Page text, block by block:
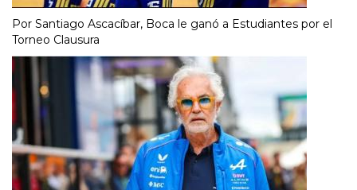
Por Santiago Ascacíbar, Boca le ganó a Estudiantes por el
Torneo Clausura